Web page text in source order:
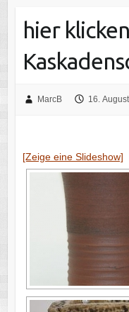
hier
MarcB 16.
[Zeige eine Slideshow]